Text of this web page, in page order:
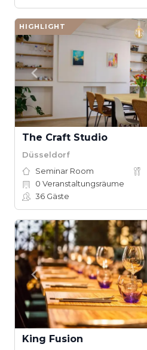
HIGHLIGHT
The Craft Studio
Düsseldorf
Seminar Room
0 Veranstaltungsräume
36 Gäste
King Fusion